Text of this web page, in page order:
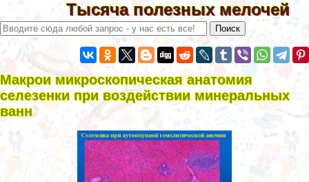
Тысяча полезных мелочей
Макрои микроскопическая анатомия
селезенки при воздействии минеральных
ванн